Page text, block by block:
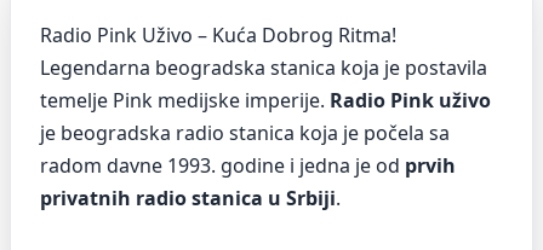
Radio Pink Uživo – Kuća Dobrog Ritma!
Legendarna beogradska stanica koja je postavila
temelje Pink medijske imperije. Radio Pink uživo
je beogradska radio stanica koja je počela sa
radom davne 1993. godine i jedna je od prvih
privatnih radio stanica u Srbiji.